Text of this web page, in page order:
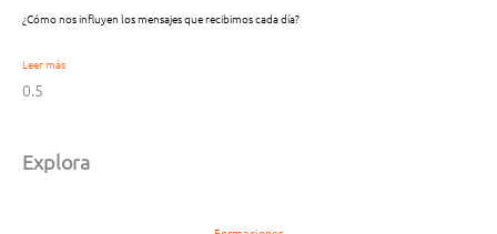
¿Cómo nos influyen los mensajes que recibimos cada día?
Leer más
Explora